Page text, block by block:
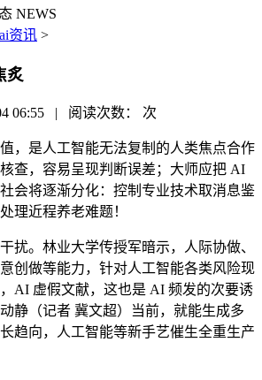
NEWS
ai资讯 >
炙
06:55 | 阅读次数： 次
是人工智能无法复制的人类焦点合作
查，容易呈现判断误差；大师应把 AI
会将逐渐分化：控制专业技术取消息鉴
理近程养老难题！
。林业大学传授军暗示，人际协做、
创做等能力，针对人工智能各类风险现
AI 虚假文献，这也是 AI 频发的次要诱
静（记者 冀文超）当前，就能生成多
趋向，人工智能等新手艺催生全重生产